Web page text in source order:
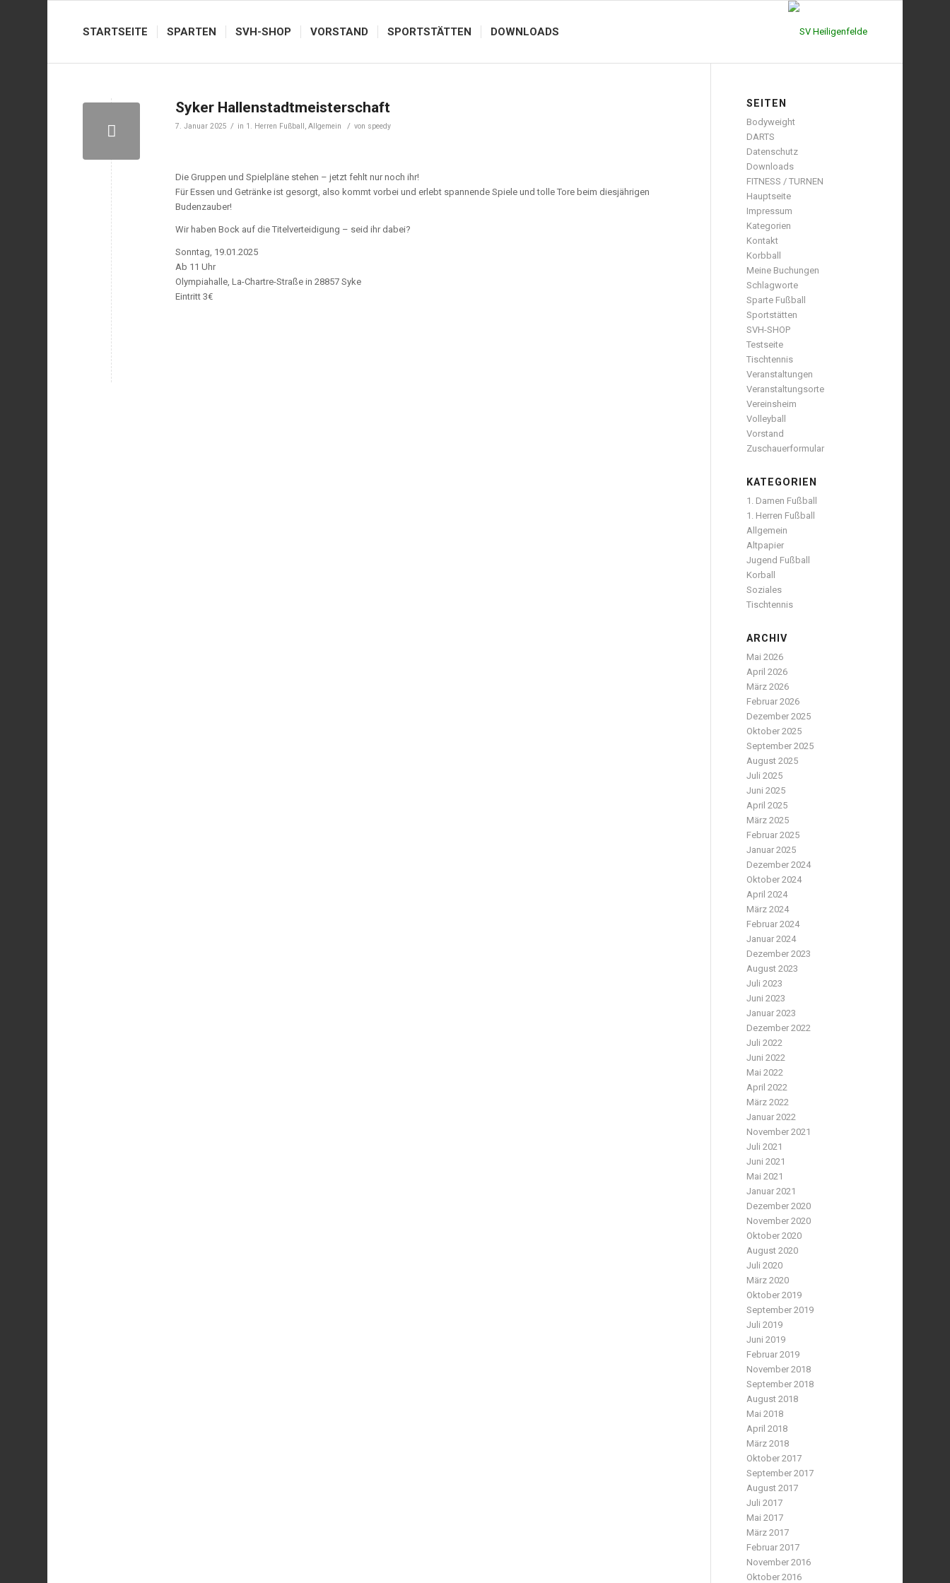
STARTSEITE SPARTEN SVH-SHOP VORSTAND SPORTSTÄTTEN DOWNLOADS
Syker Hallenstadtmeisterschaft
7. Januar 2025 / in 1. Herren Fußball,Allgemein / von speedy
Die Gruppen und Spielpläne stehen – jetzt fehlt nur noch ihr!
Für Essen und Getränke ist gesorgt, also kommt vorbei und erlebt spannende Spiele und tolle Tore beim diesjährigen
Budenzauber!
Wir haben Bock auf die Titelverteidigung – seid ihr dabei?
Sonntag, 19.01.2025
Ab 11 Uhr
Olympiahalle, La-Chartre-Straße in 28857 Syke
Eintritt 3€
SEITEN
Bodyweight
DARTS
Datenschutz
Downloads
FITNESS / TURNEN
Hauptseite
Impressum
Kategorien
Kontakt
Korbball
Meine Buchungen
Schlagworte
Sparte Fußball
Sportstätten
SVH-SHOP
Testseite
Tischtennis
Veranstaltungen
Veranstaltungsorte
Vereinsheim
Volleyball
Vorstand
Zuschauerformular
KATEGORIEN
1. Damen Fußball
1. Herren Fußball
Allgemein
Altpapier
Jugend Fußball
Korball
Soziales
Tischtennis
ARCHIV
Mai 2026
April 2026
März 2026
Februar 2026
Dezember 2025
Oktober 2025
September 2025
August 2025
Juli 2025
Juni 2025
April 2025
März 2025
Februar 2025
Januar 2025
Dezember 2024
Oktober 2024
April 2024
März 2024
Februar 2024
Januar 2024
Dezember 2023
August 2023
Juli 2023
Juni 2023
Januar 2023
Dezember 2022
Juli 2022
Juni 2022
Mai 2022
April 2022
März 2022
Januar 2022
November 2021
Juli 2021
Juni 2021
Mai 2021
Januar 2021
Dezember 2020
November 2020
Oktober 2020
August 2020
Juli 2020
März 2020
Oktober 2019
September 2019
Juli 2019
Juni 2019
Februar 2019
November 2018
September 2018
August 2018
Mai 2018
April 2018
März 2018
Oktober 2017
September 2017
August 2017
Juli 2017
Mai 2017
März 2017
Februar 2017
November 2016
Oktober 2016